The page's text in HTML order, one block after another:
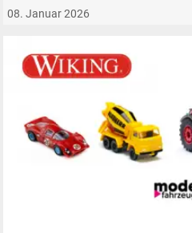
08. Januar 2026